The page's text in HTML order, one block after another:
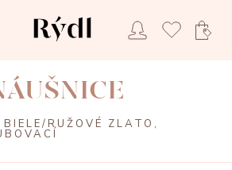
RUŽOVÉ ZLATO,